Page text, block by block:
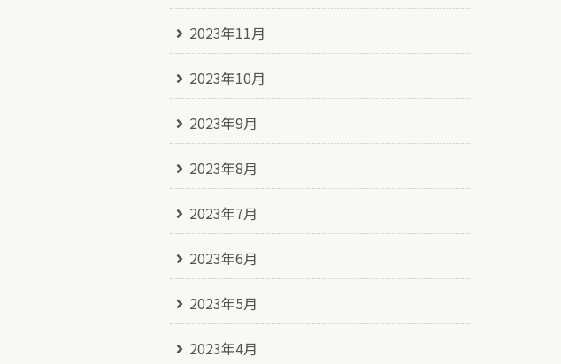
2023年11月
2023年10月
2023年9月
2023年8月
2023年7月
2023年6月
2023年5月
2023年4月